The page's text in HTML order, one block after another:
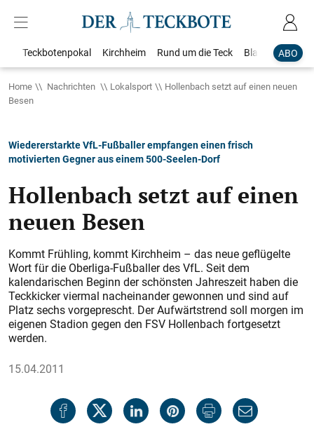
ABO
Teckbotenpokal Kirchheim Rund um die Teck Blaulicht
Home Nachrichten Lokalsport
Hollenbach setzt auf einen neuen
Besen
Wiedererstarkte VfL-Fußballer empfangen einen frisch
motivierten Gegner aus einem 500-Seelen-Dorf
Hollenbach setzt auf einen
neuen Besen
Kommt Frühling, kommt Kirchheim – das neue geflügelte
Wort für die Oberliga-Fußballer des VfL. Seit dem
kalendarischen Beginn der schönsten Jahreszeit haben die
Teckkicker viermal nacheinander gewonnen und sind auf
Platz sechs vorgeprescht. Der Aufwärtstrend soll morgen im
eigenen Stadion gegen den FSV Hollenbach fortgesetzt
werden.
15.04.2011